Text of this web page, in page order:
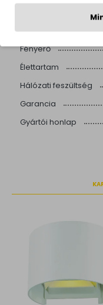
Színhőmérséklet
Fényerő
Élettartam
Hálózati feszültség
Garancia
Gyártói honlap